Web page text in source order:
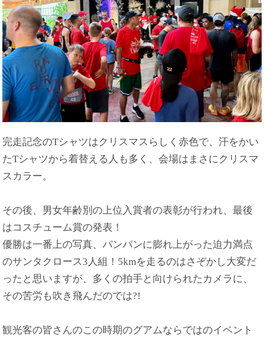
完走記念のTシャツはクリスマスらしく赤色で、汗をかい
たTシャツから着替える人も多く、会場はまさにクリスマ
スカラー。
その後、男女年齢別の上位入賞者の表彰が行われ、最後
はコスチューム賞の発表！
優勝は一番上の写真、パンパンに膨れ上がった迫力満点
のサンタクロース3人組！5kmを走るのはさぞかし大変だ
ったと思いますが、多くの拍手と向けられたカメラに、
その苦労も吹き飛んだのでは?!
観光客の皆さんのこの時期のグアムならではのイベント